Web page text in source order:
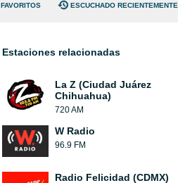
FAVORITOS ESCUCHADO RECIENTEMENTE
Estaciones relacionadas
La Z (Ciudad Juárez
Chihuahua)
720 AM
W Radio
96.9 FM
Radio Felicidad (CDMX)